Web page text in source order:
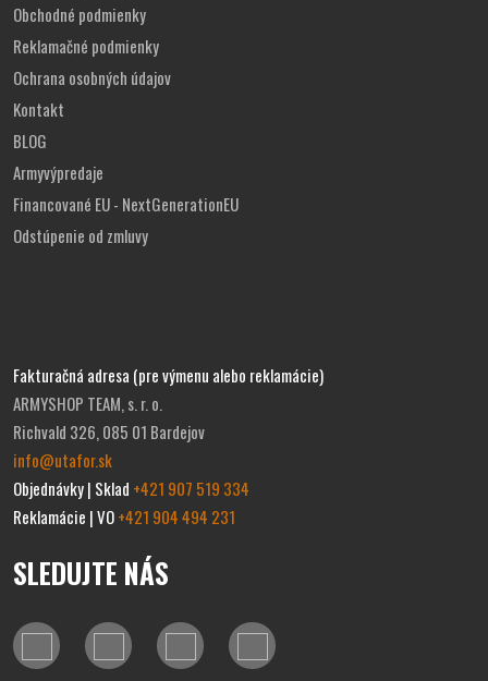
Obchodné podmienky
Reklamačné podmienky
Ochrana osobných údajov
Kontakt
BLOG
Armyvýpredaje
Financované EU - NextGenerationEU
Odstúpenie od zmluvy
Fakturačná adresa (pre výmenu alebo reklamácie)
ARMYSHOP TEAM, s. r. o.
Richvald 326, 085 01 Bardejov
info@utafor.sk
Objednávky | Sklad +421 907 519 334
Reklamácie | VO+421 904 494 231
SLEDUJTE NÁS